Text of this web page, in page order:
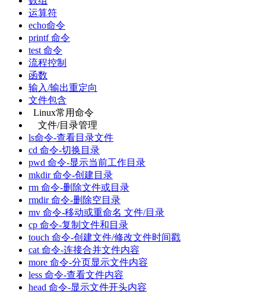
运算符
echo命令
printf 命令
test 命令
流程控制
函数
输入/输出重定向
文件包含
Linux常用命令
文件/目录管理
ls命令-查看目录文件
cd 命令-切换目录
pwd 命令-显示当前工作目录
mkdir 命令-创建目录
rm 命令-删除文件或目录
rmdir 命令-删除空目录
mv 命令-移动或重命名 文件/目录
cp 命令-复制文件和目录
touch 命令-创建文件/修改文件时间戳
cat 命令-连接合并文件内容
more 命令-分页显示文件内容
less 命令-查看文件内容
head 命令-显示文件开头内容